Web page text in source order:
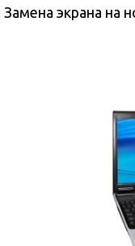
Замена экрана на